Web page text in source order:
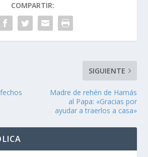
COMPARTIR:
SIGUIENTE
Madre de rehén de Hamás
al Papa: «Gracias por
ayudar a traerlos a casa»